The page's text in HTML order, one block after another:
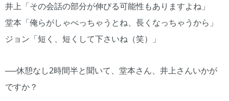
井上「その会話の部分が伸びる可能性もありますよね」
堂本「俺らがしゃべっちゃうとね、長くなっちゃうから」
ジョン「短く、短くして下さいね（笑）」
──休憩なし2時間半と聞いて、堂本さん、井上さんいかが
ですか？